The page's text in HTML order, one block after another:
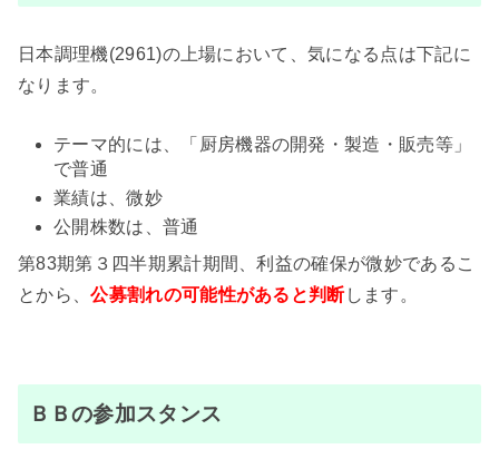
日本調理機(2961)の上場において、気になる点は下記に
なります。
テーマ的には、「厨房機器の開発・製造・販売等」
で普通
業績は、微妙
公開株数は、普通
第83期第３四半期累計期間、利益の確保が微妙であるこ
とから、公募割れの可能性がある と判断します。
ＢＢの参加スタンス